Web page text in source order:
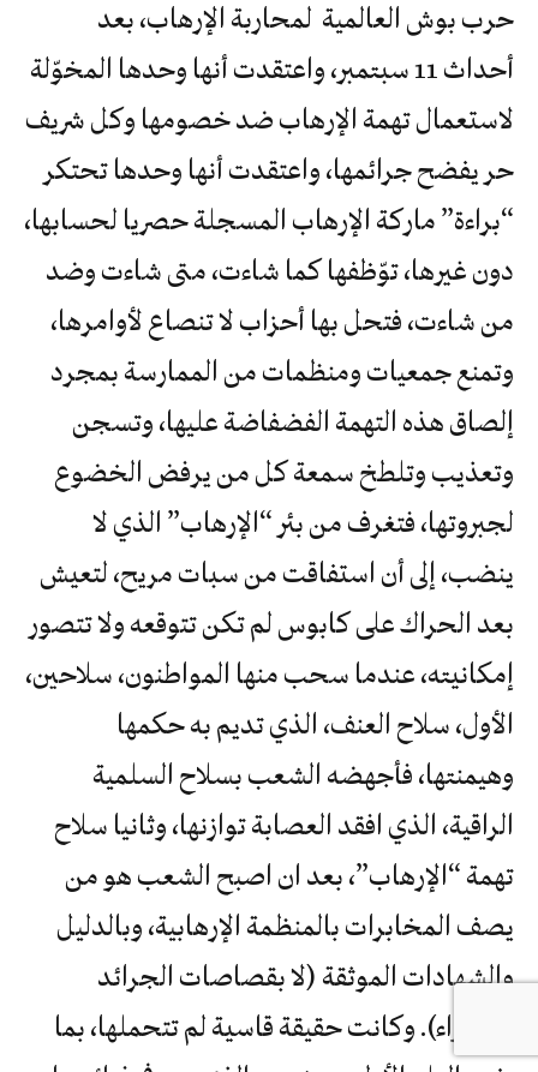
حرب بوش العالمية لمحاربة الإرهاب، بعد
أحداث 11 سبتمبر، واعتقدت أنها وحدها المخوّلة
لاستعمال تهمة الإرهاب ضد خصومها وكل شريف
حر يفضح جرائمها، واعتقدت أنها وحدها تحتكر
“براءة” ماركة الإرهاب المسجلة حصريا لحسابها،
دون غيرها، توّظفها كما شاءت، متى شاءت وضد
من شاءت، فتحل بها أحزاب لا تنصاع لأوامرها،
وتمنع جمعيات ومنظمات من الممارسة بمجرد
إلصاق هذه التهمة الفضفاضة عليها، وتسجن
وتعذيب وتلطخ سمعة كل من يرفض الخضوع
لجبروتها، فتغرف من بئر “الإرهاب” الذي لا
ينضب، إلى أن استفاقت من سبات مريح، لتعيش
بعد الحراك على كابوس لم تكن تتوقعه ولا تتصور
إمكانيته، عندما سحب منها المواطنون، سلاحين،
الأول، سلاح العنف، الذي تديم به حكمها
وهيمنتها، فأجهضه الشعب بسلاح السلمية
الراقية، الذي افقد العصابة توازنها، وثانيا سلاح
تهمة “الإرهاب”، بعد ان اصبح الشعب هو من
يصف المخابرات بالمنظمة الإرهابية، وبالدليل
والشهادات الموثقة (لا بقصاصات الجرائد
الصفراء). وكانت حقيقة قاسية لم تتحملها، بما